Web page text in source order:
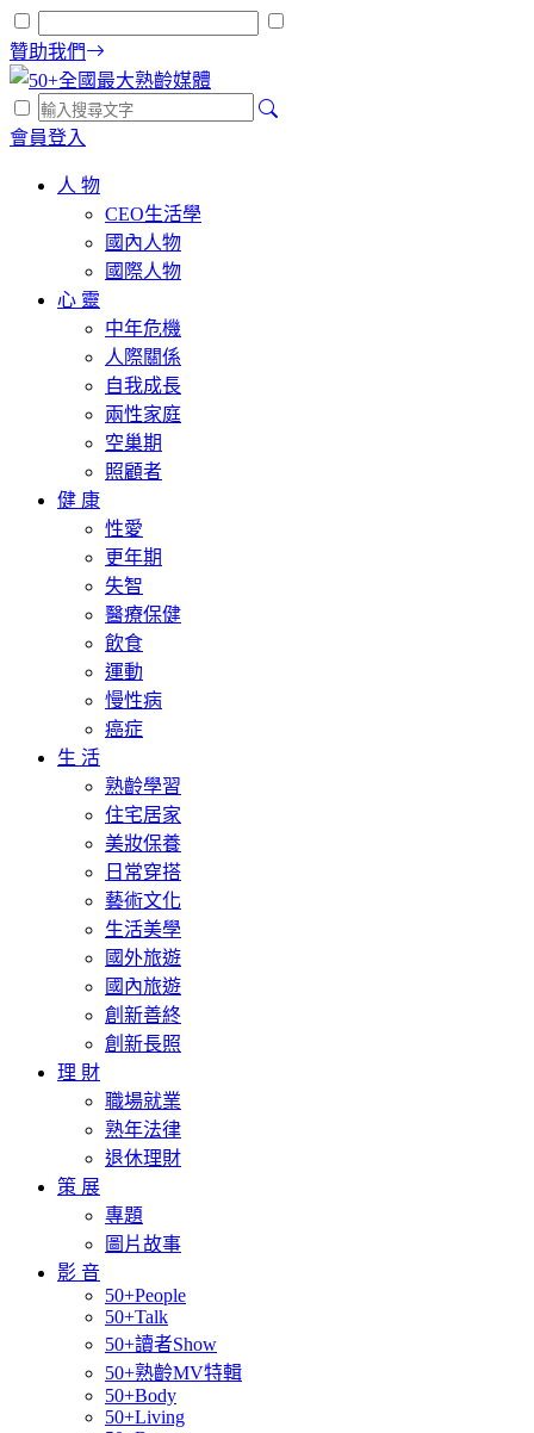
贊助我們
會員登入
人 物
CEO生活學
國內人物
國際人物
心 靈
中年危機
人際關係
自我成長
兩性家庭
空巢期
照顧者
健 康
性愛
更年期
失智
醫療保健
飲食
運動
慢性病
癌症
生 活
熟齡學習
住宅居家
美妝保養
日常穿搭
藝術文化
生活美學
國外旅遊
國內旅遊
創新善終
創新長照
理 財
職場就業
熟年法律
退休理財
策 展
專題
圖片故事
影 音
50+People
50+Talk
50+讀者Show
50+熟齡MV特輯
50+Body
50+Living